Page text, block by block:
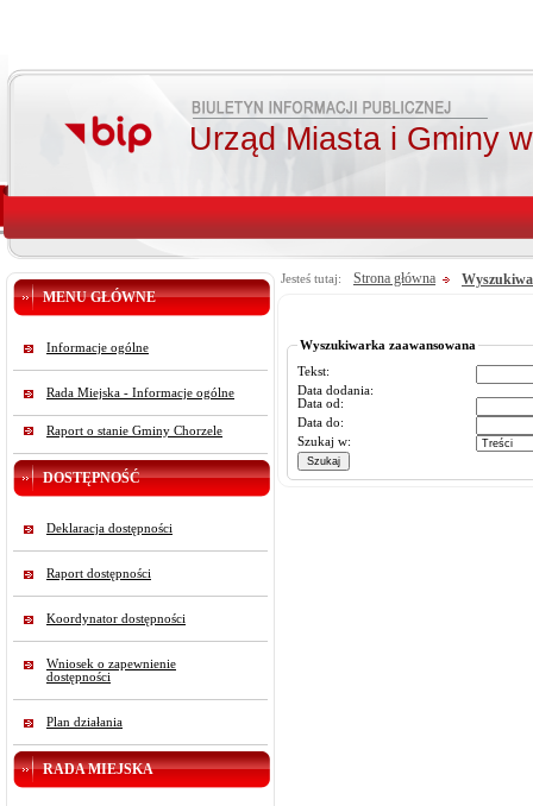
Urząd Miasta i Gminy
MENU GŁÓWNE
Informacje ogólne
Rada Miejska - Informacje ogólne
Raport o stanie Gminy Chorzele
DOSTĘPNOŚĆ
Deklaracja dostępności
Raport dostępności
Koordynator dostępności
Wniosek o zapewnienie
dostępności
Plan działania
RADA MIEJSKA
Jesteś tutaj: Strona główna
Wyszukiwarka zaawansowana
Tekst:
Data dodania:
Data od:
Data do:
Szukaj w: